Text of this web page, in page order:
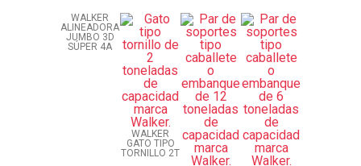
WALKER
ALINEADORA
JUMBO 3D
SÚPER 4A
WALKER
GATO TIPO
TORNILLO 2T